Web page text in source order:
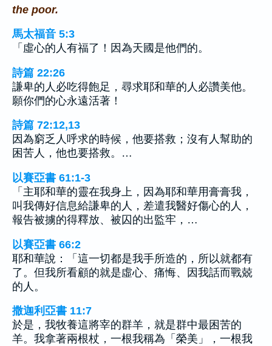
the poor.
馬太福音 5:3
「虛心的人有福了！因為天國是他們的。
詩篇 22:26
謙卑的人必吃得飽足，尋求耶和華的人必讚美他。
願你們的心永遠活著！
詩篇 72:12,13
因為窮乏人呼求的時候，他要搭救；沒有人幫助的
困苦人，他也要搭救。…
以賽亞書 61:1-3
「主耶和華的靈在我身上，因為耶和華用膏膏我，
叫我傳好信息給謙卑的人，差遣我醫好傷心的人，
報告被擄的得釋放、被囚的出監牢，…
以賽亞書 66:2
耶和華說：「這一切都是我手所造的，所以就都有
了。但我所看顧的就是虛心、痛悔、因我話而戰兢
的人。
撒迦利亞書 11:7
於是，我牧養這將宰的群羊，就是群中最困苦的
羊。我拿著兩根杖，一根我稱為「榮美」，一根我